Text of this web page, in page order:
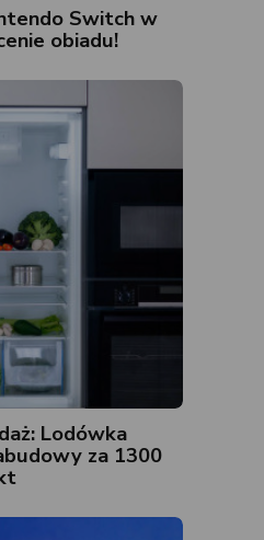
Switch w
obiadu!
Lodówka
za 1300